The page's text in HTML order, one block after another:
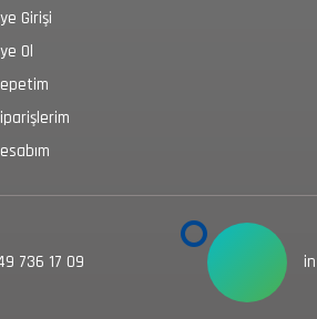
Girişi
Ol
736 17 09